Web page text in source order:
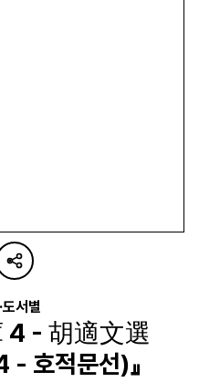
도서별
4 - 胡適文選
- 호적문선)』